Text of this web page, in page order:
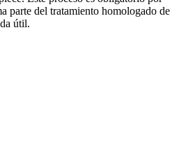
parte del tratamiento homologado de
útil.